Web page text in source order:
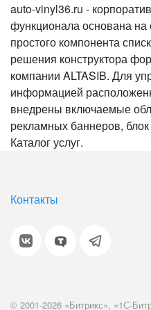
auto-vinyl36.ru -
функционала основана на
простого компонента
решения конструктора
компании ALTASIB. Для
информацией
внедрены включаемые
рекламных баннеров,
Каталог услуг.
Контакты
© 2001-2026 «Битрикс», «1С-